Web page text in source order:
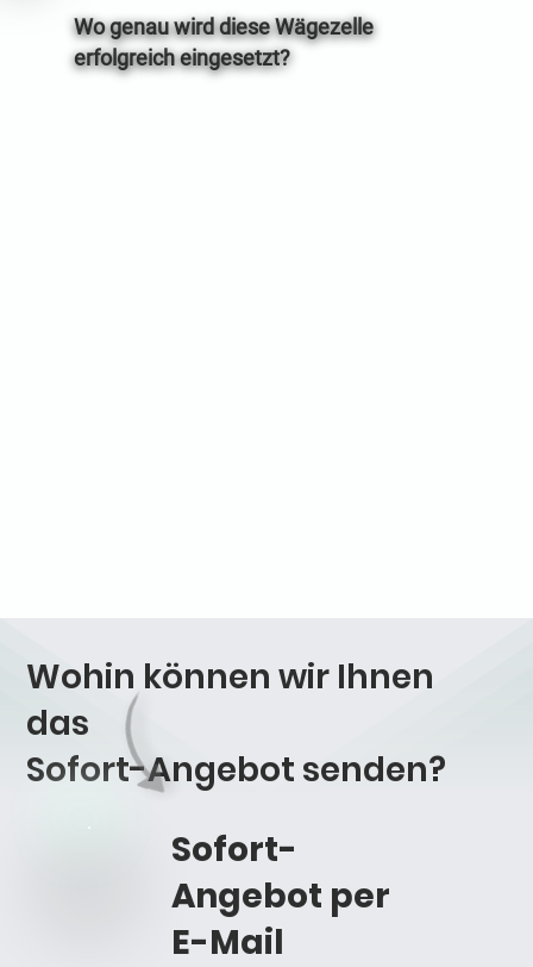
Wo genau wird diese Wägezelle
erfolgreich eingesetzt?
Wohin können wir Ihnen
das
Sofort-Angebot senden?
Sofort-
Angebot per
E-Mail